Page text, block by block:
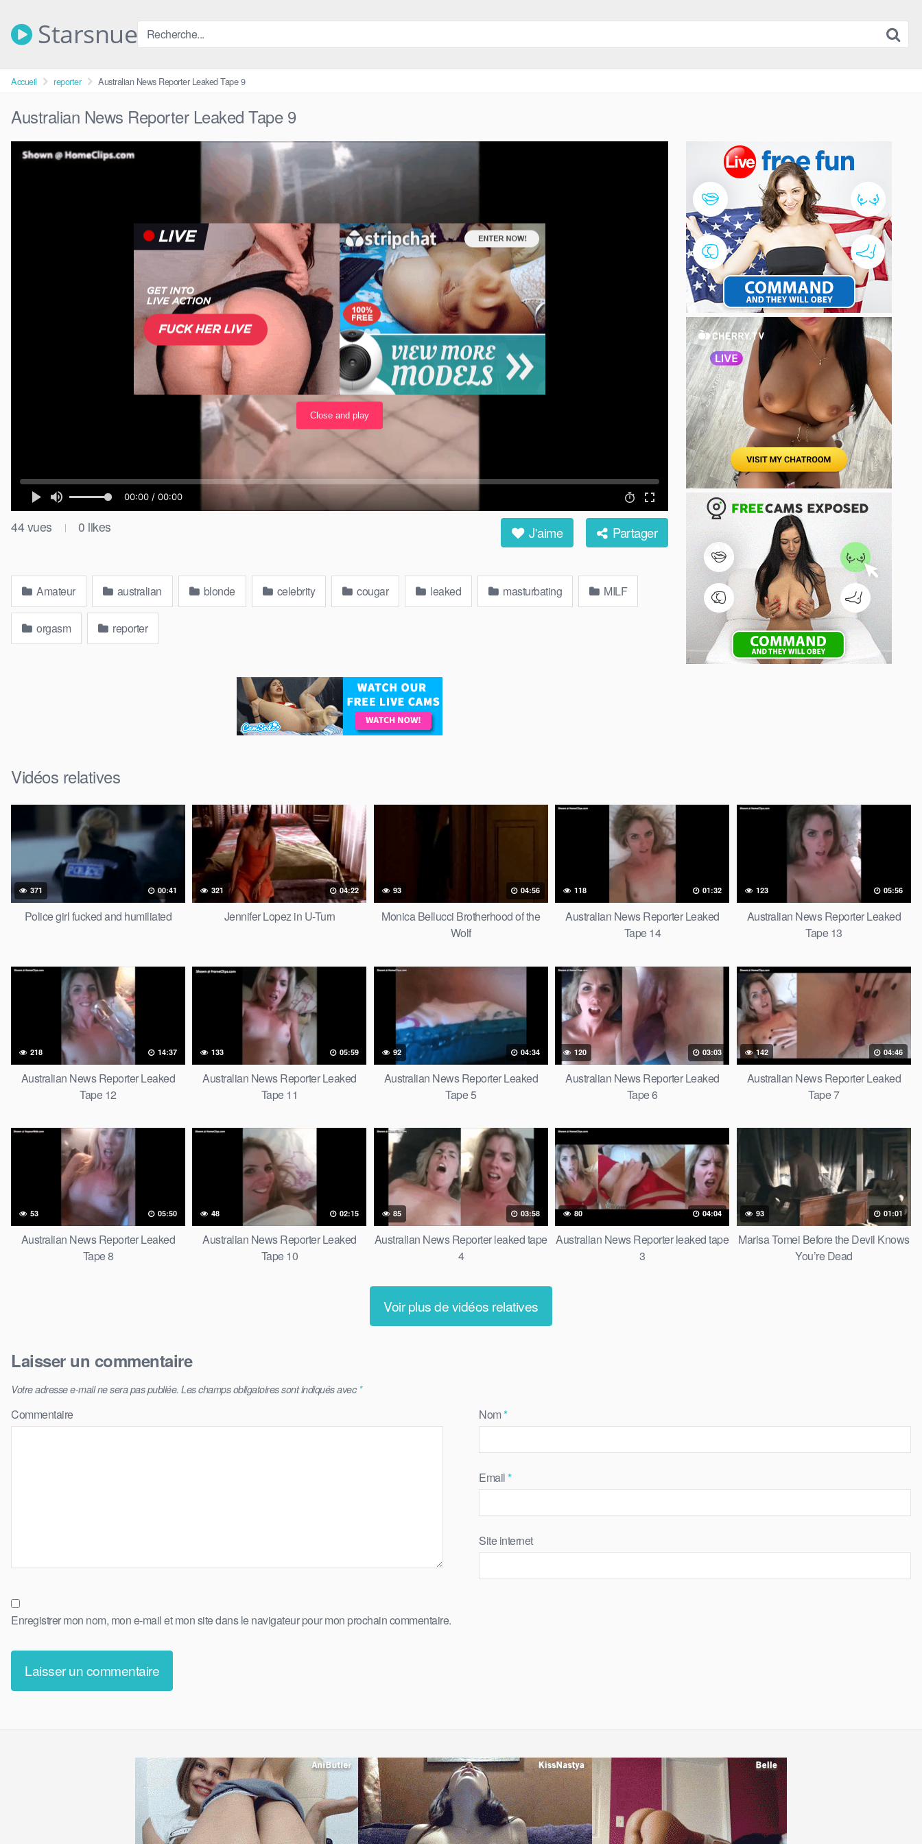
contentStarsnue
Accueil reporter Australian News Reporter Leaked Tape 9
Australian News Reporter Leaked Tape 9
44 vues | 0 likes J'aime Partager
Amateur australian blonde celebrity cougar leaked masturbating MILF
orgasm reporter
Vidéos relatives
371 00:41
Police girl fucked and humiliated
321 04:22
Jennifer Lopez in U-Turn
93 04:56
Monica Bellucci Brotherhood of the
Wolf
118 01:32
Australian News Reporter Leaked
Tape 14
123 05:56
Australian News Reporter Leaked
Tape 13
218 14:37
Australian News Reporter Leaked
Tape 12
133 05:59
Australian News Reporter Leaked
Tape 11
92 04:34
Australian News Reporter Leaked
Tape 5
120 03:03
Australian News Reporter Leaked
Tape 6
142 04:46
Australian News Reporter Leaked
Tape 7
53 05:50
Australian News Reporter Leaked
Tape 8
48 02:15
Australian News Reporter Leaked
Tape 10
85 03:58
Australian News Reporter leaked tape
4
80 04:04
Australian News Reporter leaked tape
3
93 01:01
Marisa Tomei Before the Devil Knows
You’re Dead
Voir plus de vidéos relatives
Laisser un commentaire
Votre adresse e-mail ne sera pas publiée. Les champs obligatoires sont indiqués avec *
Commentaire Nom*
Email*
Site internet
Enregistrer mon nom, mon e-mail et mon site dans le navigateur pour mon prochain commentaire.